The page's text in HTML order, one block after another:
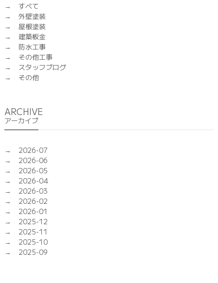
すべて
外壁塗装
屋根塗装
建築板金
防水工事
その他工事
スタッフブログ
その他
ARCHIVE
アーカイブ
2026-07
2026-06
2026-05
2026-04
2026-03
2026-02
2026-01
2025-12
2025-11
2025-10
2025-09